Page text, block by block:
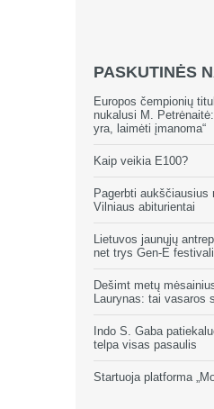
PASKUTINĖS
Europos čempionių
nukalusi M.
yra, laimėti įmanoma“
Kaip veikia E100?
Pagerbti aukščiausius
Vilniaus abiturientai
Lietuvos jaunųjų
net trys Gen-E
Dešimt metų
Laurynas: tai vasaros
Indo S. Gaba
telpa visas pasaulis
Startuoja platforma